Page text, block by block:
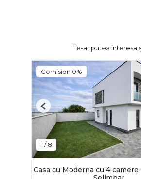
Te-ar putea interesa
Comision 0%
1 /8
Previous
Casa cu Moderna cu 4 camere